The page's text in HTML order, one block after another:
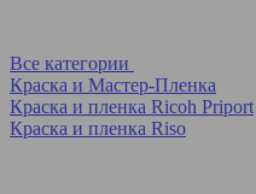
Все категории
Краска и Мастер-Пленка
Краска и пленка Ricoh Priport
Краска и пленка Riso